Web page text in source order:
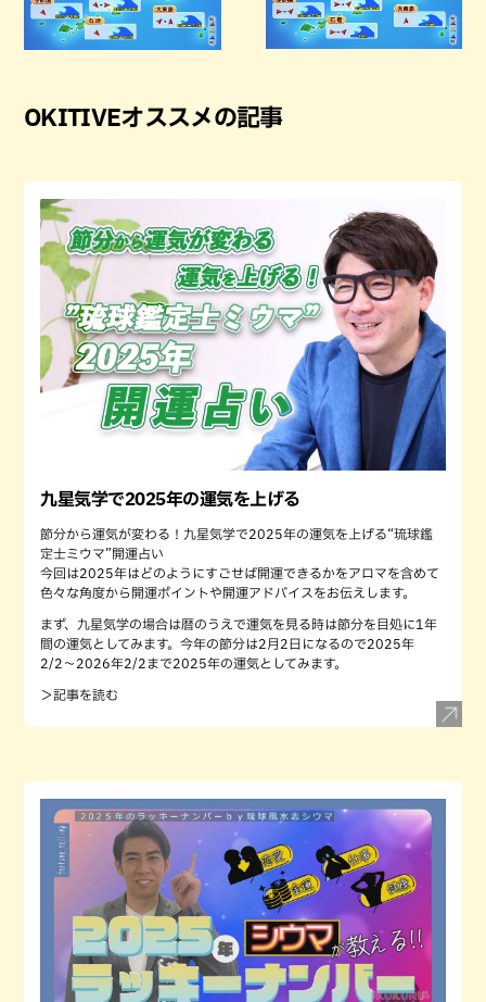
OKITIVEオススメの記事
九星気学で2025年の運気を上げる
節分から運気が変わる！九星気学で2025年の運気を上げる“琉球鑑
定士ミウマ”開運占い
今回は2025年はどのようにすごせば開運できるかをアロマを含めて
色々な角度から開運ポイントや開運アドバイスをお伝えします。
まず、九星気学の場合は暦のうえで運気を見る時は節分を目処に1年
間の運気としてみます。今年の節分は2月2日になるので2025年
2/2〜2026年2/2まで2025年の運気としてみます。
＞記事を読む